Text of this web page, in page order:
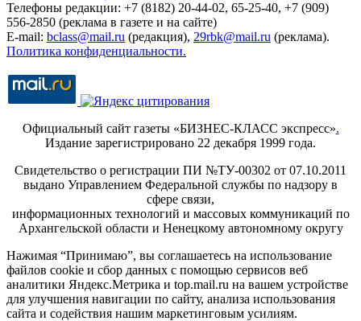
Телефоны редакции: +7 (8182) 20-44-02, 65-25-40, +7 (909)
556-2850 (реклама в газете и на сайте)
E-mail: bclass@mail.ru (редакция), 29rbk@mail.ru (реклама).
Политика конфиденциальности.
Официальный сайт газеты «БИЗНЕС-КЛАСС экспресс».
Издание зарегистрировано 22 декабря 1999 года.
Свидетельство о регистрации ПИ №ТУ-00302 от 07.10.2011
выдано Управлением Федеральной службы по надзору в
сфере связи,
информационных технологий и массовых коммуникаций по
Архангельской области и Ненецкому автономному округу
Нажимая “Принимаю”, вы соглашаетесь на использование
файлов cookie и сбор данных с помощью сервисов веб
аналитики Яндекс.Метрика и top.mail.ru на вашем устройстве
для улучшения навигации по сайту, анализа использования
сайта и содействия нашим маркетинговым усилиям.